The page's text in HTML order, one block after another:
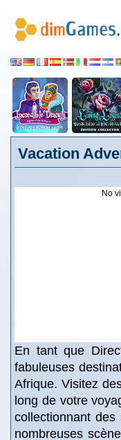
Vacation
No
En tant que
fabuleuses
Afrique. Visitez
long de votre
collectionnant
nombreuses